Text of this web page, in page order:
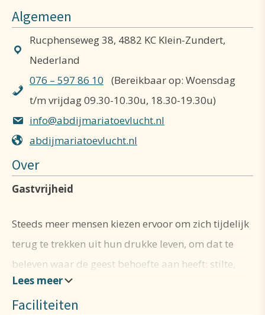
Algemeen
Rucphenseweg 38, 4882 KC Klein-Zundert,
Nederland
076 – 597 86 10 (Bereikbaar op: Woensdag
t/m vrijdag 09.30-10.30u, 18.30-19.30u)
info@abdijmariatoevlucht.nl
abdijmariatoevlucht.nl
Over
Gastvrijheid
Steeds meer mensen kiezen ervoor om zich tijdelijk
terug te trekken uit hun drukke leven, om dat te
beleven waar de geest behoefte aan heeft: stilte,
rust en gebed. De unieke situering van onze abdij in
het landschap stimuleert ook de inkeer.
Faciliteiten